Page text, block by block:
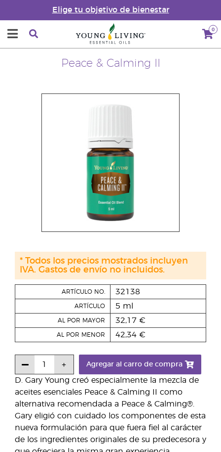
Elige tu objetivo de bienestar
0
Peace & Calming II
D. Gary Young creó especialmente la mezcla de
aceites esenciales Peace & Calming II como
alternativa recomendada a Peace & Calming®.
Gary eligió con cuidado los componentes de esta
nueva formulación para que fuera fiel al carácter
de los ingredientes originales de su predecesora y
ARTÍCULO NO. 32138
ARTÍCULO 5 ml
AL POR MAYOR 32,17 €
AL POR MENOR 42,34 €
Agregar al carro de compra
* Todos los precios mostrados incluyen
IVA. Gastos de envío no incluidos.